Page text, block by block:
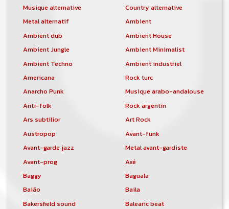
Musique alternative
Country alternative
Metal alternatif
Ambient
Ambient dub
Ambient House
Ambient Jungle
Ambient Minimalist
Ambient Techno
Ambient industriel
Americana
Rock turc
Anarcho Punk
Musique arabo-andalouse
Anti-folk
Rock argentin
Ars subtilior
Art Rock
Austropop
Avant-funk
Avant-garde jazz
Metal avant-gardiste
Avant-prog
Axé
Baggy
Baguala
Baião
Baila
Bakersfield sound
Balearic beat